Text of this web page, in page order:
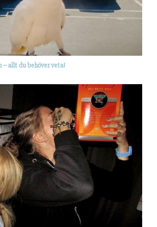
allt du behöver veta!